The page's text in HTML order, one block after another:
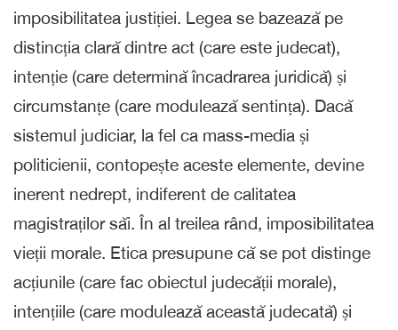
imposibilitatea justiției. Legea se bazează pe
distincția clară dintre act (care este judecat),
intenție (care determină încadrarea juridică) și
circumstanțe (care modulează sentința). Dacă
sistemul judiciar, la fel ca mass-media și
politicienii, contopește aceste elemente, devine
inerent nedrept, indiferent de calitatea
magistraților săi. În al treilea rând, imposibilitatea
vieții morale. Etica presupune că se pot distinge
acțiunile (care fac obiectul judecății morale),
intențiile (care modulează această judecată) și